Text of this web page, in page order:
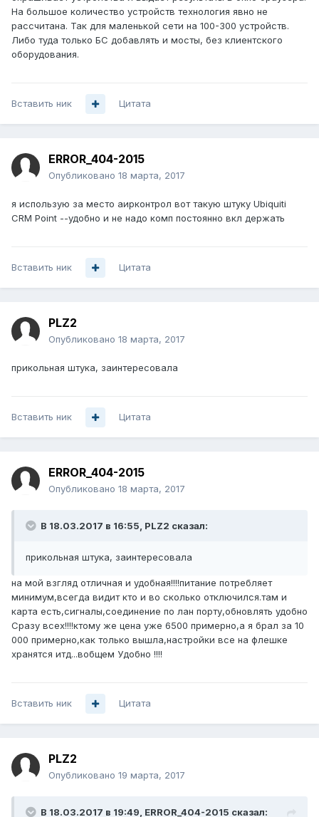
На большое количество устройств технология явно не
рассчитана. Так для маленькой сети на 100-300 устройств.
Либо туда только БС добавлять и мосты, без клиентского
оборудования.
Вставить ник Цитата
ERROR_404-2015
Опубликовано 18 марта, 2017
я использую за место аирконтрол вот такую штуку Ubiquiti
CRM Point --удобно и не надо комп постоянно вкл держать
Вставить ник Цитата
PLZ2
Опубликовано 18 марта, 2017
прикольная штука, заинтересовала
Вставить ник Цитата
ERROR_404-2015
Опубликовано 18 марта, 2017
В 18.03.2017 в 16:55, PLZ2 сказал:
прикольная штука, заинтересовала
на мой взгляд отличная и удобная!!!!питание потребляет
минимум,всегда видит кто и во сколько отключился.там и
карта есть,сигналы,соединение по лан порту,обновлять удобно
Сразу всех!!!!ктому же цена уже 6500 примерно,а я брал за 10
000 примерно,как только вышла,настройки все на флешке
хранятся итд...вобщем Удобно !!!!
Вставить ник Цитата
PLZ2
Опубликовано 19 марта, 2017
В 18.03.2017 в 19:49, ERROR_404-2015 сказал: